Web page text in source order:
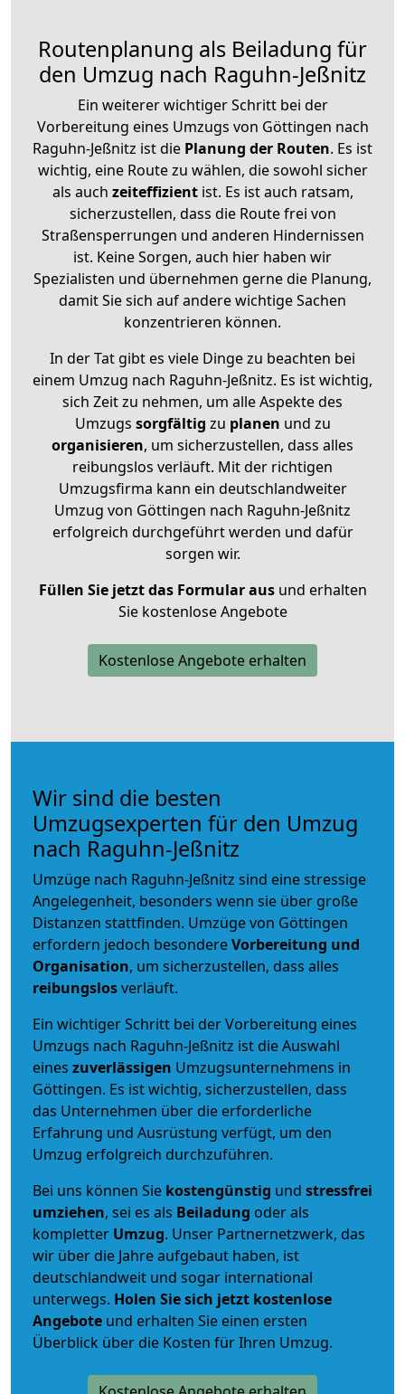
Routenplanung als Beiladung für
den Umzug nach Raguhn-Jeßnitz
Ein weiterer wichtiger Schritt bei der
Vorbereitung eines Umzugs von Göttingen nach
Raguhn-Jeßnitz ist die Planung der Routen. Es ist
wichtig, eine Route zu wählen, die sowohl sicher
als auch zeiteffizientist. Es ist auch ratsam,
sicherzustellen, dass die Route frei von
Straßensperrungen und anderen Hindernissen
ist. Keine Sorgen, auch hier haben wir
Spezialisten und übernehmen gerne die Planung,
damit Sie sich auf andere wichtige Sachen
konzentrieren können.
In der Tat gibt es viele Dinge zu beachten bei
einem Umzug nach Raguhn-Jeßnitz. Es ist wichtig,
sich Zeit zu nehmen, um alle Aspekte des
Umzugs sorgfältig zu planen und zu
organisieren, um sicherzustellen, dass alles
reibungslos verläuft. Mit der richtigen
Umzugsfirma kann ein deutschlandweiter
Umzug von Göttingen nach Raguhn-Jeßnitz
erfolgreich durchgeführt werden und dafür
sorgen wir.
Füllen Sie jetzt das Formular ausund erhalten
Sie kostenlose Angebote
Kostenlose Angebote erhalten
Wir sind die besten
Umzugsexperten für den Umzug
nach Raguhn-Jeßnitz
Umzüge nach Raguhn-Jeßnitz sind eine stressige
Angelegenheit, besonders wenn sie über große
Distanzen stattfinden. Umzüge von Göttingen
erfordern jedoch besondereVorbereitung und
Organisation, um sicherzustellen, dass alles
reibungslosverläuft.
Ein wichtiger Schritt bei der Vorbereitung eines
Umzugs nach Raguhn-Jeßnitz ist die Auswahl
eines zuverlässigen Umzugsunternehmens in
Göttingen. Es ist wichtig, sicherzustellen, dass
das Unternehmen über die erforderliche
Erfahrung und Ausrüstung verfügt, um den
Umzug erfolgreich durchzuführen.
Bei uns können Sie kostengünstig und stressfrei
umziehen, sei es als Beiladung oder als
kompletter Umzug. Unser Partnernetzwerk, das
wir über die Jahre aufgebaut haben, ist
deutschlandweit und sogar international
unterwegs. Holen Sie sich jetzt kostenlose
Angebote und erhalten Sie einen ersten
Überblick über die Kosten für Ihren Umzug.